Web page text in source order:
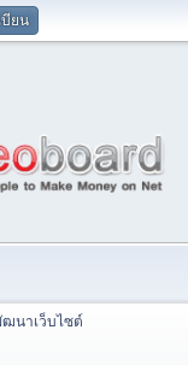
บียน
นาเว็บไซต์